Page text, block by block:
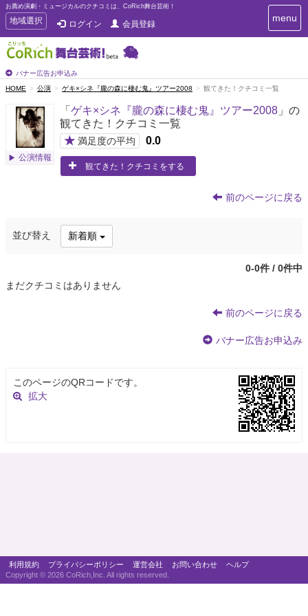
お薦め演劇・ミュージカルのクチコミは、CoRich舞台芸術！
T
o
g
g
e
n
t
地域選択 ログイン 会員登録
バナー広告お申込み
T
o
e
a
i
menu
HOME 公演 ゲキ×シネ『朧の森に棲む鬼』ツアー2008 観てきた！クチコミ一覧
公演情報
「 ゲキ×シネ『朧の森に棲む鬼』ツアー2008 」の
観てきた！クチコミ一覧
★ 満足度の平均 0.0
観てきた！クチコミをする
前のページに戻る
並び替え 新着順
0-0件 / 0件中
まだクチコミはありません
前のページに戻る
バナー広告お申込み
このページのQRコードです。
拡大
利用規約 プライバシーポリシー 運営会社 お問い合わせ
ヘルプ
Copyright © 2026 CoRich,Inc. All rights reserved.